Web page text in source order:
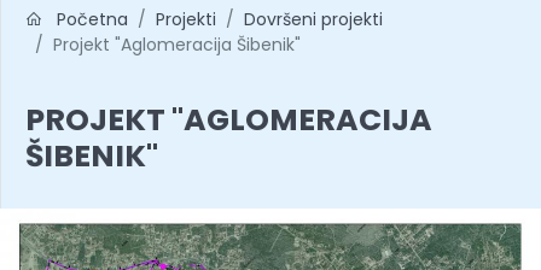
Početna Projekti
Dovršeni projekti
Projekt "Aglomeracija Šibenik"
PROJEKT "AGLOMERACIJA
ŠIBENIK"